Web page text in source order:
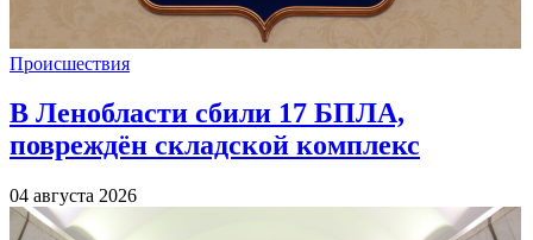
Происшествия
В Ленобласти сбили 17 БПЛА,
повреждён складской комплекс
04 августа 2026